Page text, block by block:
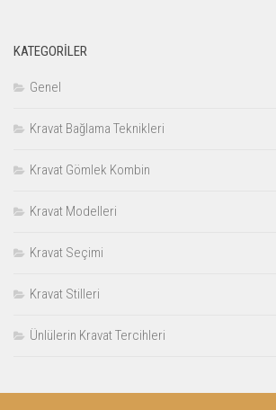
KATEGORILER
Genel
Kravat Bağlama Teknikleri
Kravat Gömlek Kombin
Kravat Modelleri
Kravat Seçimi
Kravat Stilleri
Ünlülerin Kravat Tercihleri